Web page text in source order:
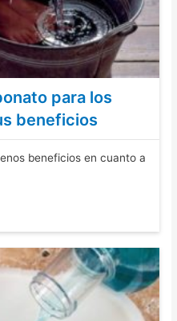
para los
beneficios
beneficios en cuanto a